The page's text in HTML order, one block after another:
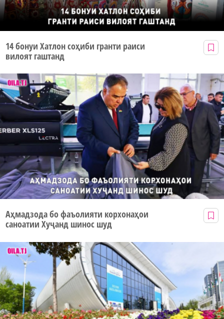
14 бонуи Хатлон соҳиби гранти раиси
вилоят гаштанд
Аҳмадзода бо фаъолияти корхонаҳои
саноатии Хуҷанд шинос шуд